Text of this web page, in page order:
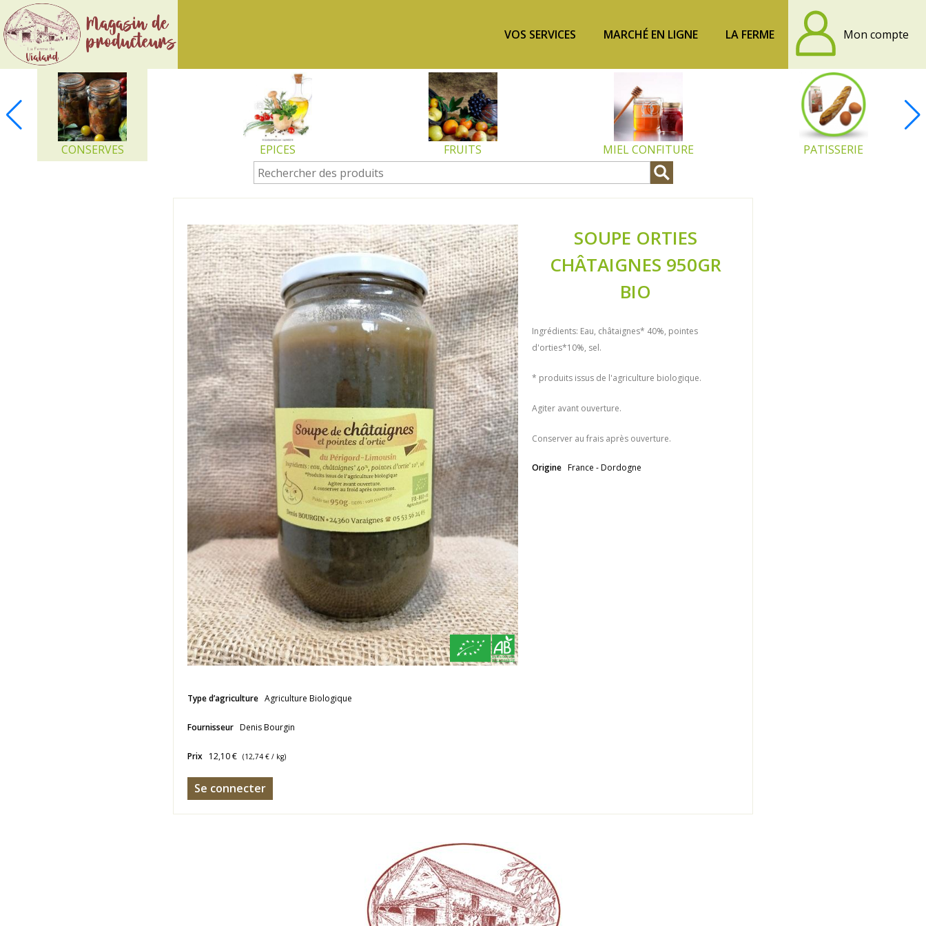
VOS SERVICES MARCHÉ EN LIGNE LA FERME Mon compte
CONSERVES EPICES FRUITS MIEL CONFITURE PATISSERIE
SOUPE ORTIES
CHÂTAIGNES 950GR
BIO
Ingrédients: Eau, châtaignes* 40%, pointes
d'orties*10%, sel.
* produits issus de l'agriculture biologique.
Agiter avant ouverture.
Conserver au frais après ouverture.
Origine France - Dordogne
Type d’agriculture Agriculture Biologique
Fournisseur Denis Bourgin
Prix 12,10 € (12,74 € / kg)
Se connecter